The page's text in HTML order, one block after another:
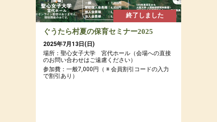
終了しました
ぐうたら村夏の保育セミナー2025
2025年7月13日(日)
場所：聖心女子大学 宮代ホール（会場への直接
のお問い合わせはご遠慮ください）
参加費：一般7,000円（ ※ 会員割引コードの入力
で割引あり）